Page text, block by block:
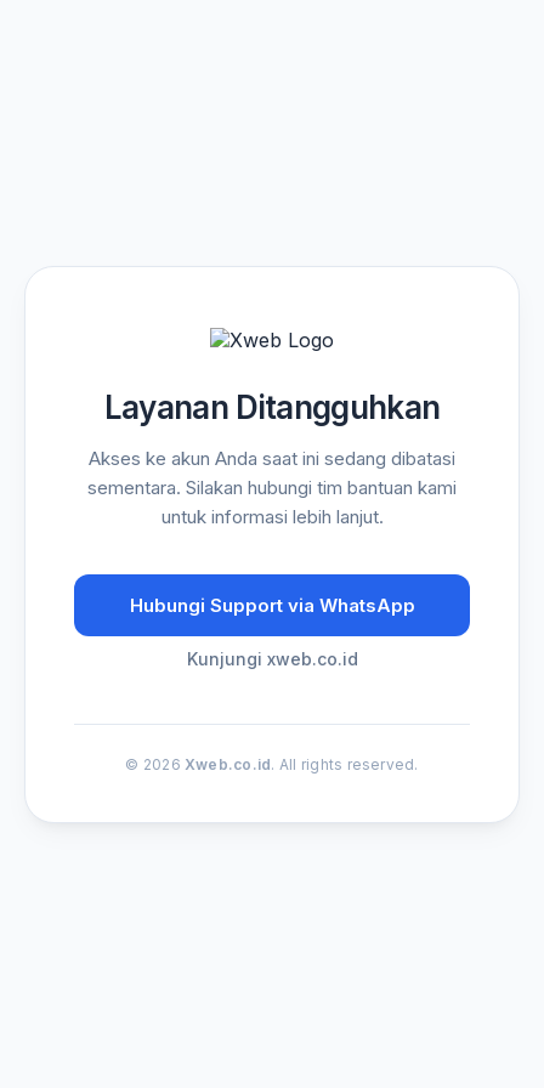
Layanan Ditangguhkan
Akses ke akun Anda saat ini sedang dibatasi
sementara. Silakan hubungi tim bantuan kami
untuk informasi lebih lanjut.
Hubungi Support via WhatsApp
Kunjungi xweb.co.id
© 2026 Xweb.co.id. All rights reserved.